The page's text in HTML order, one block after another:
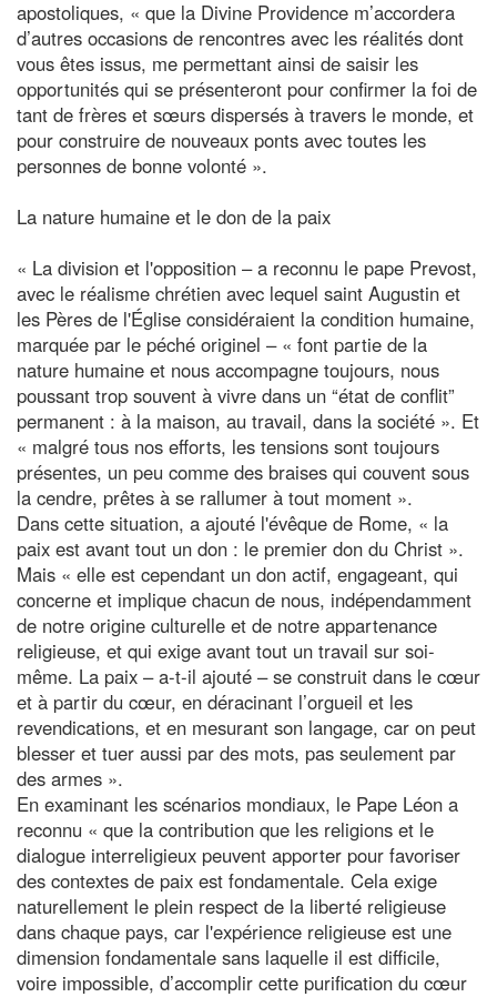
apostoliques, « que la Divine Providence m’accordera
d’autres occasions de rencontres avec les réalités dont
vous êtes issus, me permettant ainsi de saisir les
opportunités qui se présenteront pour confirmer la foi de
tant de frères et sœurs dispersés à travers le monde, et
pour construire de nouveaux ponts avec toutes les
personnes de bonne volonté ».
La nature humaine et le don de la paix
« La division et l'opposition – a reconnu le pape Prevost,
avec le réalisme chrétien avec lequel saint Augustin et
les Pères de l'Église considéraient la condition humaine,
marquée par le péché originel – « font partie de la
nature humaine et nous accompagne toujours, nous
poussant trop souvent à vivre dans un “état de conflit”
permanent : à la maison, au travail, dans la société ». Et
« malgré tous nos efforts, les tensions sont toujours
présentes, un peu comme des braises qui couvent sous
la cendre, prêtes à se rallumer à tout moment ».
Dans cette situation, a ajouté l'évêque de Rome, « la
paix est avant tout un don : le premier don du Christ ».
Mais « elle est cependant un don actif, engageant, qui
concerne et implique chacun de nous, indépendamment
de notre origine culturelle et de notre appartenance
religieuse, et qui exige avant tout un travail sur soi-
même. La paix – a-t-il ajouté – se construit dans le cœur
et à partir du cœur, en déracinant l’orgueil et les
revendications, et en mesurant son langage, car on peut
blesser et tuer aussi par des mots, pas seulement par
des armes ».
En examinant les scénarios mondiaux, le Pape Léon a
reconnu « que la contribution que les religions et le
dialogue interreligieux peuvent apporter pour favoriser
des contextes de paix est fondamentale. Cela exige
naturellement le plein respect de la liberté religieuse
dans chaque pays, car l'expérience religieuse est une
dimension fondamentale sans laquelle il est difficile,
voire impossible, d’accomplir cette purification du cœur